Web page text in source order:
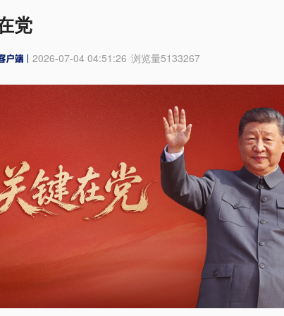
党
2026-07-04 04:51:26 浏览量5133267